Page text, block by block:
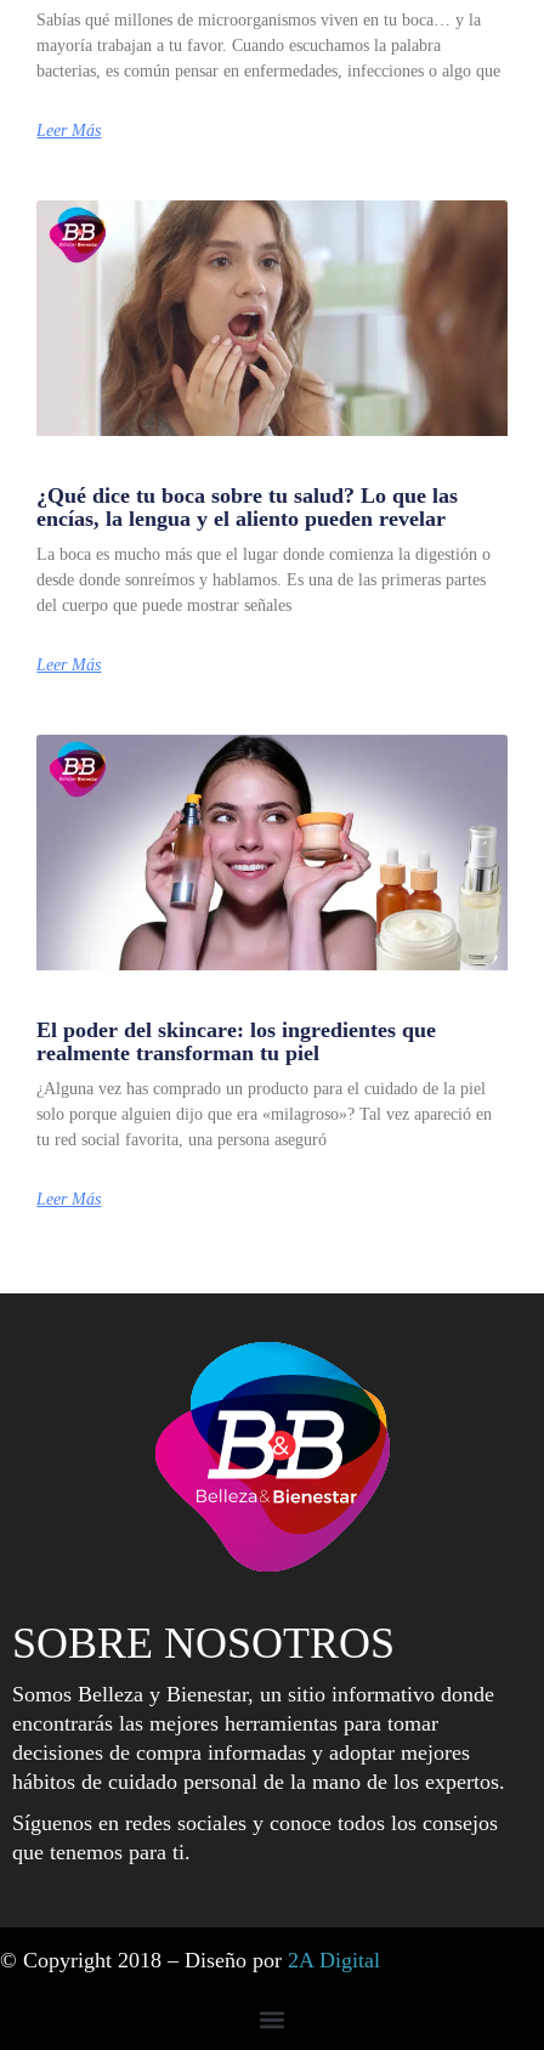
Sabías qué millones de microorganismos viven en tu boca… y la
mayoría trabajan a tu favor. Cuando escuchamos la palabra
bacterias, es común pensar en enfermedades, infecciones o algo que
Leer Más
¿Qué dice tu boca sobre tu salud? Lo que las
encías, la lengua y el aliento pueden revelar
La boca es mucho más que el lugar donde comienza la digestión o
desde donde sonreímos y hablamos. Es una de las primeras partes
del cuerpo que puede mostrar señales
Leer Más
El poder del skincare: los ingredientes que
realmente transforman tu piel
¿Alguna vez has comprado un producto para el cuidado de la piel
solo porque alguien dijo que era «milagroso»? Tal vez apareció en
tu red social favorita, una persona aseguró
Leer Más
SOBRE NOSOTROS
Somos Belleza y Bienestar, un sitio informativo donde
encontrarás las mejores herramientas para tomar
decisiones de compra informadas y adoptar mejores
hábitos de cuidado personal de la mano de los expertos.
Síguenos en redes sociales y conoce todos los consejos
que tenemos para ti.
© Copyright 2018 – Diseño por 2A Digital